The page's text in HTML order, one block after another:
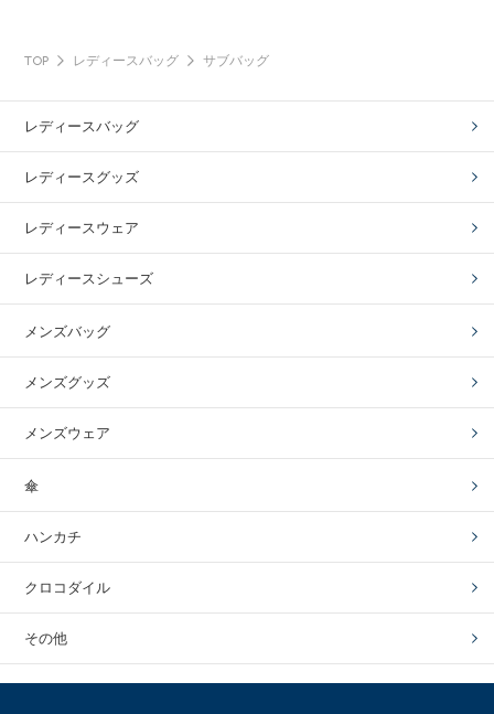
TOP レディースバッグ サブバッグ
レディースバッグ
レディースグッズ
レディースウェア
レディースシューズ
メンズバッグ
メンズグッズ
メンズウェア
傘
ハンカチ
クロコダイル
その他